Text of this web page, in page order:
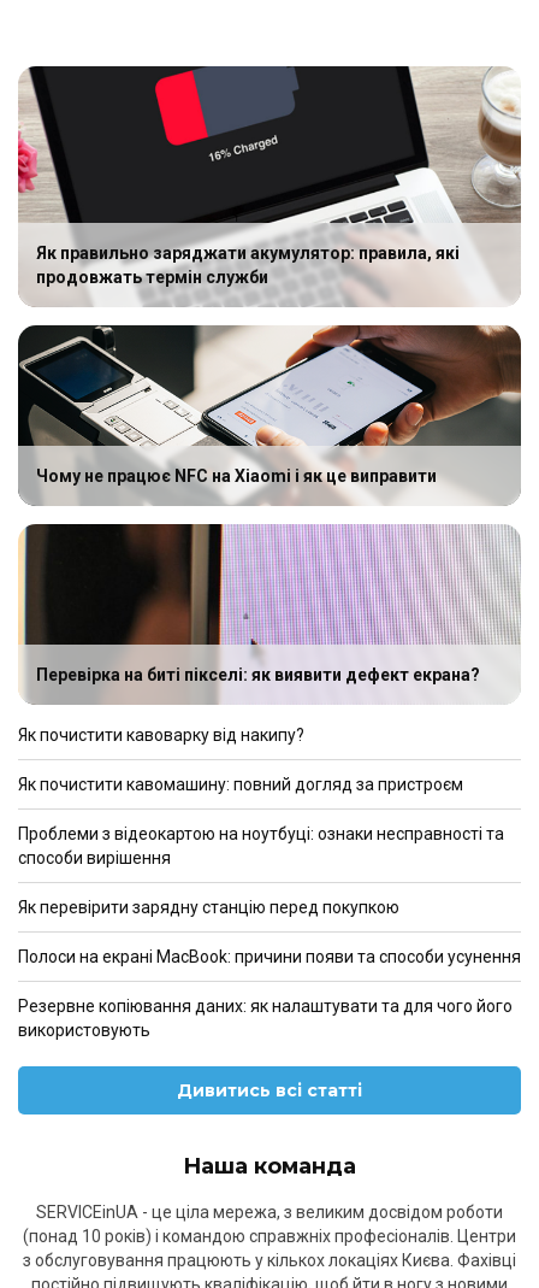
Як правильно заряджати акумулятор: правила, які
продовжать термін служби
Чому не працює NFC на Xiaomi і як це виправити
Перевірка на биті пікселі: як виявити дефект екрана?
Як почистити кавоварку від накипу?
Як почистити кавомашину: повний догляд за пристроєм
Проблеми з відеокартою на ноутбуці: ознаки несправності та
способи вирішення
Як перевірити зарядну станцію перед покупкою
Полоси на екрані MacBook: причини появи та способи усунення
Резервне копіювання даних: як налаштувати та для чого його
використовують
Дивитись всі статті
Наша команда
SERVICEinUA - це ціла мережа, з великим досвідом роботи
(понад 10 років) і командою справжніх професіоналів. Центри
з обслуговування працюють у кількох локаціях Києва. Фахівці